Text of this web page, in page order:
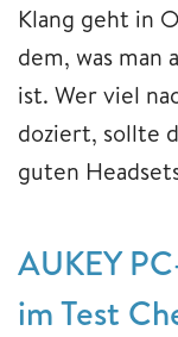
Klang geht in
dem, was man
ist. Wer viel
doziert, sollte
guten
AUKEY
im Test